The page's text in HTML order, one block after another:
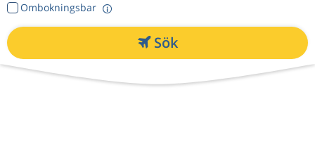
Ombokningsbar
Sök